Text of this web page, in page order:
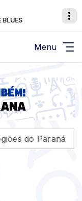
Menu